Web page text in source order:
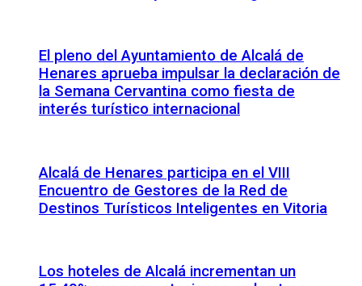
El pleno del Ayuntamiento de Alcalá de
Henares aprueba impulsar la declaración de
la Semana Cervantina como fiesta de
interés turístico internacional
Alcalá de Henares participa en el VIII
Encuentro de Gestores de la Red de
Destinos Turísticos Inteligentes en Vitoria
Los hoteles de Alcalá incrementan un